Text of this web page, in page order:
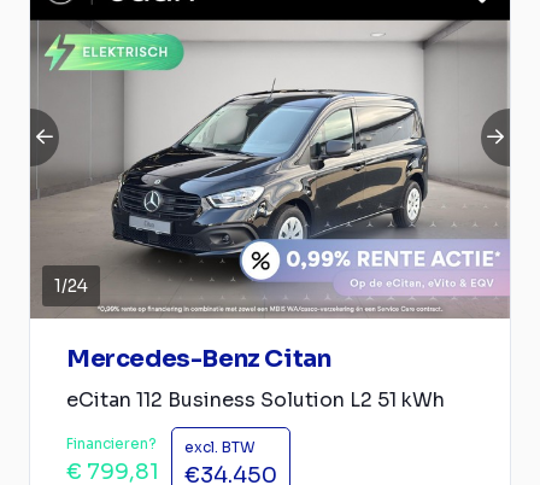
1/24
Mercedes-Benz Citan
eCitan 112 Business Solution L2 51 kWh
Financieren?
€ 799,81
excl. BTW
€34.450